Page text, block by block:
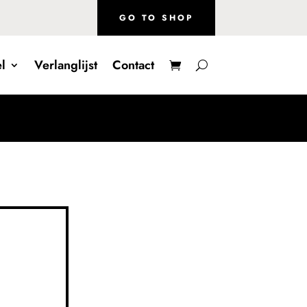
GO TO SHOP
Verlanglijst Contact